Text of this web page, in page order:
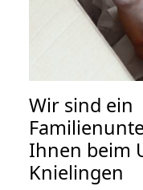
Wir sind ein
Ihnen beim
Knielingen